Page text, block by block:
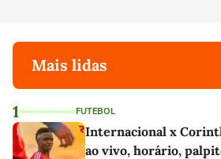
Mais lidas
1 FUTEBOL
Internacional x
ao vivo, horário,